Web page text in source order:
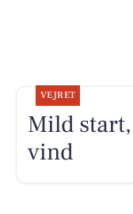
VEJRET
Mild
vind